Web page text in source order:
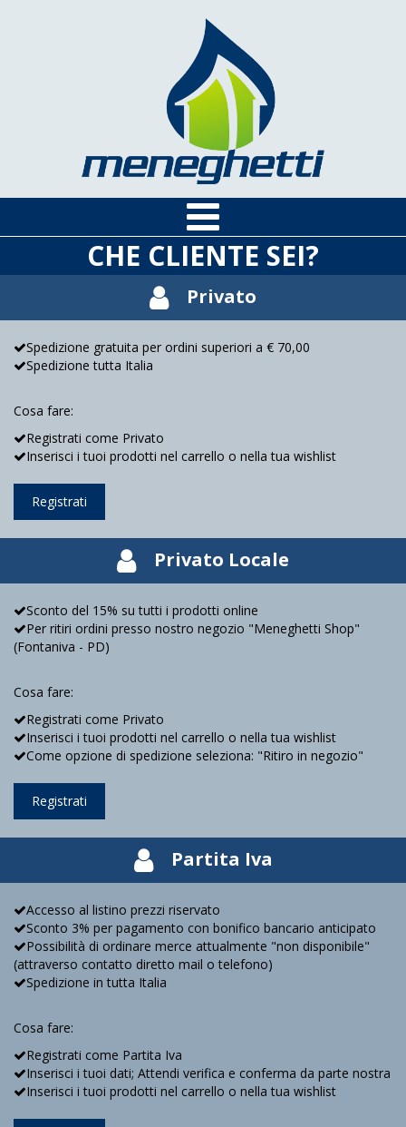
CHE CLIENTE SEI?
Privato
Spedizione gratuita per ordini superiori a € 70,00
Spedizione tutta Italia
Cosa fare:
Registrati come Privato
Inserisci i tuoi prodotti nel carrello o nella tua wishlist
Registrati
Privato Locale
Sconto del 15% su tutti i prodotti online
Per ritiri ordini presso nostro negozio "Meneghetti Shop"
(Fontaniva - PD)
Cosa fare:
Registrati come Privato
Inserisci i tuoi prodotti nel carrello o nella tua wishlist
Come opzione di spedizione seleziona: "Ritiro in negozio"
Registrati
Partita Iva
Accesso al listino prezzi riservato
Sconto 3% per pagamento con bonifico bancario anticipato
Possibilità di ordinare merce attualmente "non disponibile"
(attraverso contatto diretto mail o telefono)
Spedizione in tutta Italia
Cosa fare:
Registrati come Partita Iva
Inserisci i tuoi dati; Attendi verifica e conferma da parte nostra
Inserisci i tuoi prodotti nel carrello o nella tua wishlist